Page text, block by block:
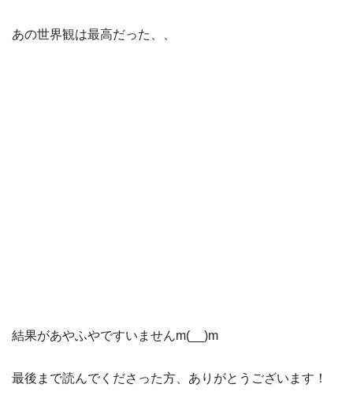
あの世界観は最高だった、、
結果があやふやですいませんm(__)m
最後まで読んでくださった方、ありがとうございます！